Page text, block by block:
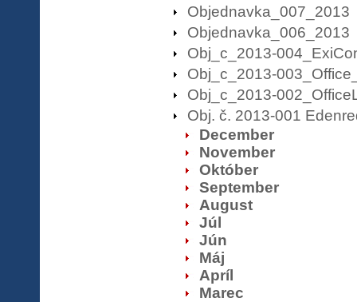
Objednavka_007_2013
Objednavka_006_2013
Obj_c_2013-
Obj_c_2013-
Obj_c_2013-
Obj. č. 2013-001
December
November
Október
September
August
Júl
Jún
Máj
Apríl
Marec